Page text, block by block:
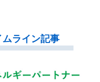
ライン記事